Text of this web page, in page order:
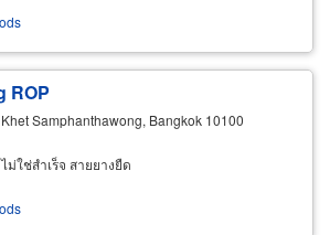
ROP
Samphanthawong, Bangkok 10100
ม่ใช่สำเร็จ สายยางยืด